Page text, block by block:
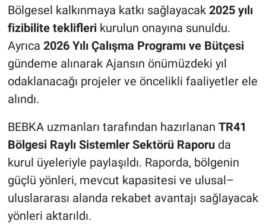
Bölgesel kalkınmaya katkı sağlayacak 2025 yılı
fizibilite tekliflerikurulun onayına sunuldu.
Ayrıca 2026 Yılı Çalışma Programı ve Bütçesi
gündeme alınarak Ajansın önümüzdeki yıl
odaklanacağı projeler ve öncelikli faaliyetler ele
alındı.
BEBKA uzmanları tarafından hazırlanan TR41
Bölgesi Raylı Sistemler Sektörü Raporuda
kurul üyeleriyle paylaşıldı. Raporda, bölgenin
güçlü yönleri, mevcut kapasitesi ve ulusal–
uluslararası alanda rekabet avantajı sağlayacak
yönleri aktarıldı.